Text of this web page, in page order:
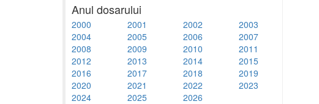
Anul dosarului
2000 2001 2002
2003
2004
2005 2006
2007
2008
2009 2010
2011
2012
2013 2014
2015
2016
2017 2018
2019
2020
2021 2022
2023
2024
2025 2026